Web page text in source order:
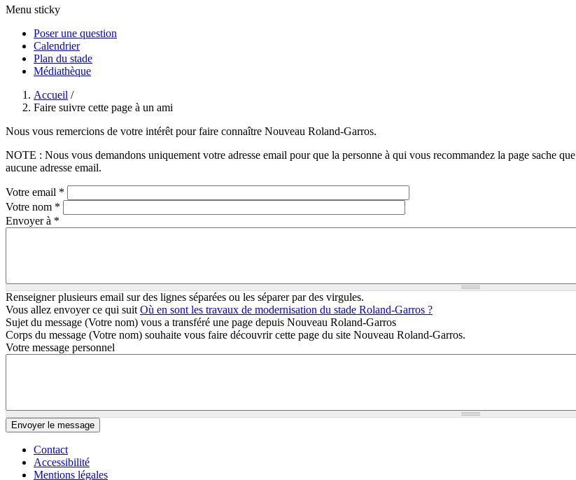
Menu sticky
Poser une question
Calendrier
Plan du stade
Médiathèque
Vous êtes ici
Accueil /
Faire suivre cette page à un ami
Nous vous remercions de votre intérêt pour faire connaître Nouveau Roland-Garros.
NOTE : Nous vous demandons uniquement votre adresse email pour que la personne à qui vous recommandez la page sache
aucune adresse email.
Votre email *
Votre nom *
Envoyer à *
Renseigner plusieurs email sur des lignes séparées ou les séparer par des virgules.
Vous allez envoyer ce qui suit Où en sont les travaux de modernisation du stade Roland-Garros ?
Sujet du message (Votre nom) vous a transféré une page depuis Nouveau Roland-Garros
Corps du message (Votre nom) souhaite vous faire découvrir cette page du site Nouveau Roland-Garros.
Votre message personnel
Envoyer le message
Contact
Accessibilité
Mentions légales